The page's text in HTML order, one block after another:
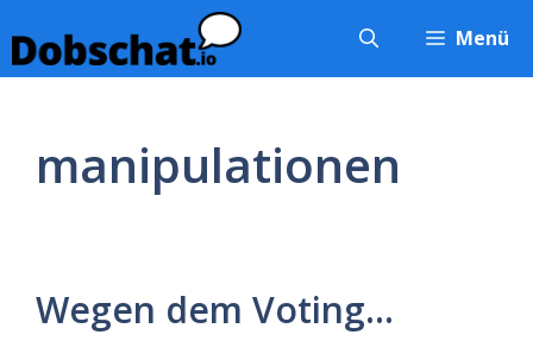
Inhalt
springen
Menü
manipulationen
Wegen dem Voting…